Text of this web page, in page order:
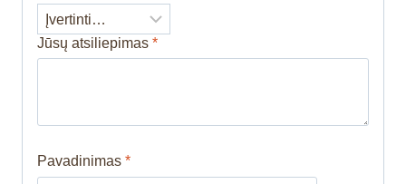
Jūsų atsiliepimas *
Pavadinimas *